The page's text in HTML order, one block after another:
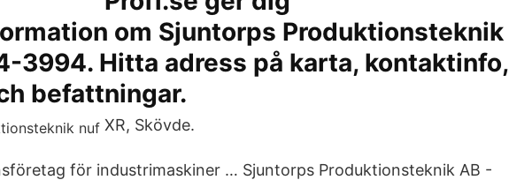
om Sjuntorps Produktionsteknik
3994. Hitta adress på karta, kontaktinfo,
befattningar.
XR, Skövde.
för industrimaskiner … Sjuntorps Produktionsteknik AB -